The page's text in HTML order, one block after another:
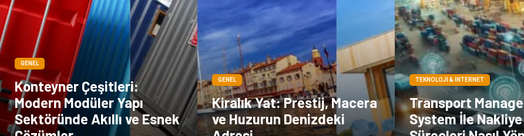
GENEL
Konteyner Çeşitleri:
Modern Modüler Yapı
Sektöründe Akıllı ve Esnek
GENEL
Kiralık Yat: Prestij, Macera
ve Huzurun Denizdeki
TEKNOLOJI & İNTERNET
Transport
System İle Nakliye